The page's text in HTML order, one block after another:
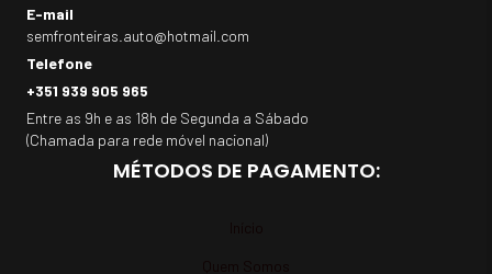
E-mail
semfronteiras.auto@hotmail.com
Telefone
+351 939 905 965
Entre as 9h e as 18h de Segunda a Sábado
(Chamada para rede móvel nacional)
MÉTODOS DE PAGAMENTO: